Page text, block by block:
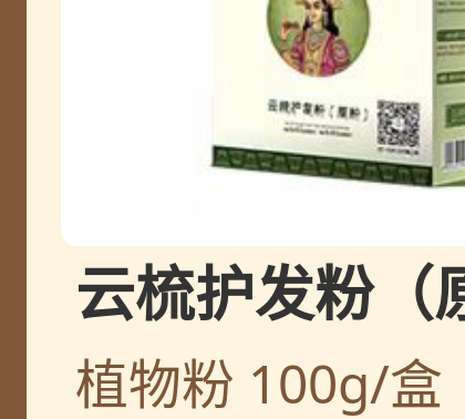
菏泽王老师
北京马老师
郑州齐老师
上饶洪老师
云梳护发粉（
植物粉 100g/盒